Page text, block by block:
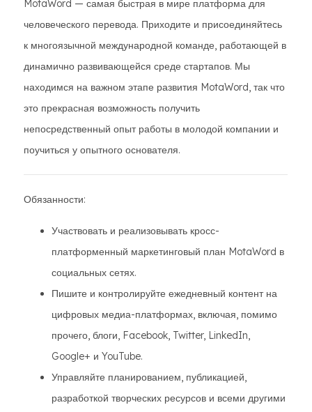
MotaWord — самая быстрая в мире платформа для
человеческого перевода. Приходите и присоединяйтесь
к многоязычной международной команде, работающей в
динамично развивающейся среде стартапов. Мы
находимся на важном этапе развития MotaWord, так что
это прекрасная возможность получить
непосредственный опыт работы в молодой компании и
поучиться у опытного основателя.
Обязанности:
Участвовать и реализовывать кросс-
платформенный маркетинговый план MotaWord в
социальных сетях.
Пишите и контролируйте ежедневный контент на
цифровых медиа-платформах, включая, помимо
прочего, блоги, Facebook, Twitter, LinkedIn,
Google+ и YouTube.
Управляйте планированием, публикацией,
разработкой творческих ресурсов и всеми другими